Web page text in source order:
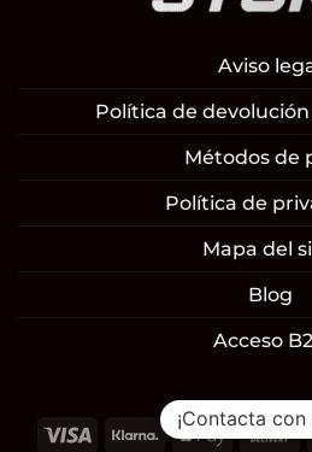
Aviso
Política de
Métodos de
Política de
Mapa del
Blog
Acceso
Visa Klarna
Apple
¡Contacta